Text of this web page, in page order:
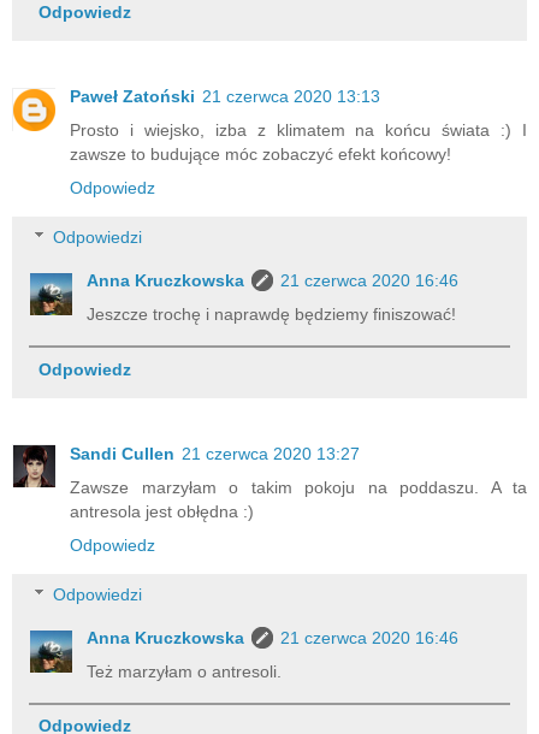
Odpowiedz
Paweł Zatoński 21 czerwca 2020 13:13
Prosto i wiejsko, izba z klimatem na końcu świata :) I
zawsze to budujące móc zobaczyć efekt końcowy!
Odpowiedz
Odpowiedzi
Anna Kruczkowska
21 czerwca 2020 16:46
Jeszcze trochę i naprawdę będziemy finiszować!
Odpowiedz
Sandi Cullen 21 czerwca 2020 13:27
Zawsze marzyłam o takim pokoju na poddaszu. A ta
antresola jest obłędna :)
Odpowiedz
Odpowiedzi
Anna Kruczkowska
21 czerwca 2020 16:46
Też marzyłam o antresoli.
Odpowiedz